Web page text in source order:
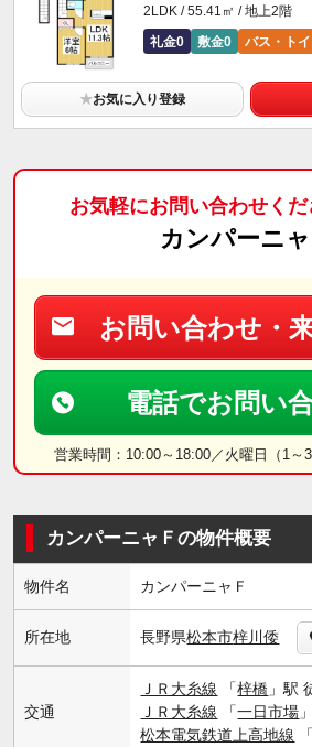
2LDK / 55.41㎡ / 地上2階
礼金0
敷金0 バス・トイ
★お気に入り登録
お気軽にお問い合わせくだ
カンパーニャ
お問い合わせ・
電話でお問い
営業時間：10:00～18:00／火曜日（1～
カンパーニャＦの物件概要
物件名 カンパーニャＦ
所在地 長野県松本市梓川倭
交通
ＪＲ大糸線 「梓橋 」駅
ＪＲ大糸線 「一日市場
松本電気鉄道上高地線 「